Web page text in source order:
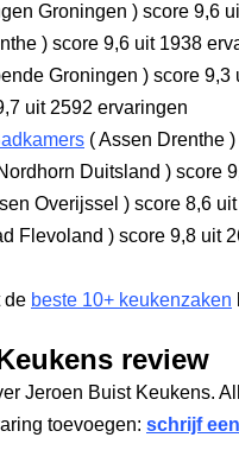
Groningen ) score 9,6
) score 9,6 uit 1938
Groningen ) score 9,3
uit 2592 ervaringen
(Assen Drenthe )
Duitsland ) score
Overijssel ) score 8,6
Flevoland ) score 9,8 uit
de beste 10+ keukenzaken
review
Jeroen Buist Keukens.
toevoegen: schrijf